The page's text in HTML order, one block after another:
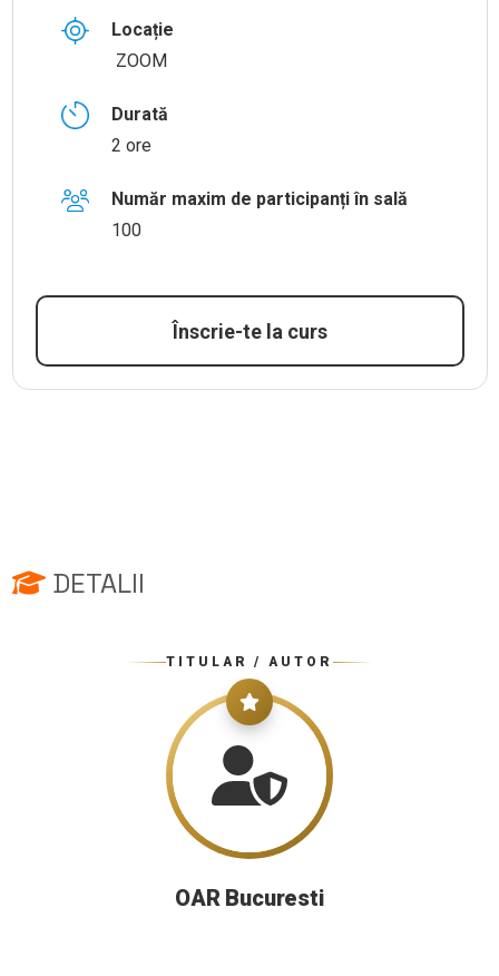
Locație
ZOOM
Durată
2 ore
Număr maxim de participanți în sală
100
Înscrie-te la curs
DETALII
TITULAR / AUTOR
OAR Bucuresti